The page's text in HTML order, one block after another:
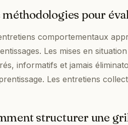
méthodologies pour
comportementaux
Les mises en
informatifs et jamais
Les entretiens
structurer une